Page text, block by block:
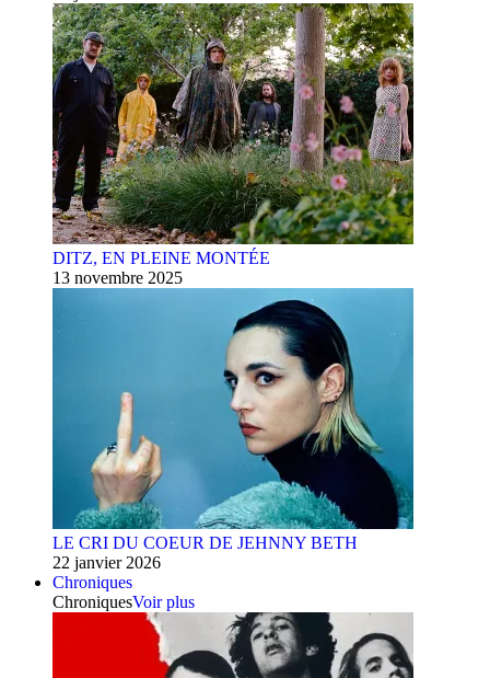
DITZ, EN PLEINE MONTÉE
13 novembre 2025
LE CRI DU COEUR DE JEHNNY BETH
22 janvier 2026
Chroniques
ChroniquesVoir plus